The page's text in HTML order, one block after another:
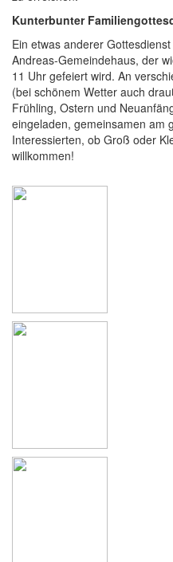
Kunterbunter
Ein etwas anderer
Andreas-Gemeindehaus, der
11 Uhr gefeiert wird. An
(bei schönem Wetter auch
Frühling, Ostern und
eingeladen, gemeinsamen am
Interessierten, ob Groß oder
willkommen!